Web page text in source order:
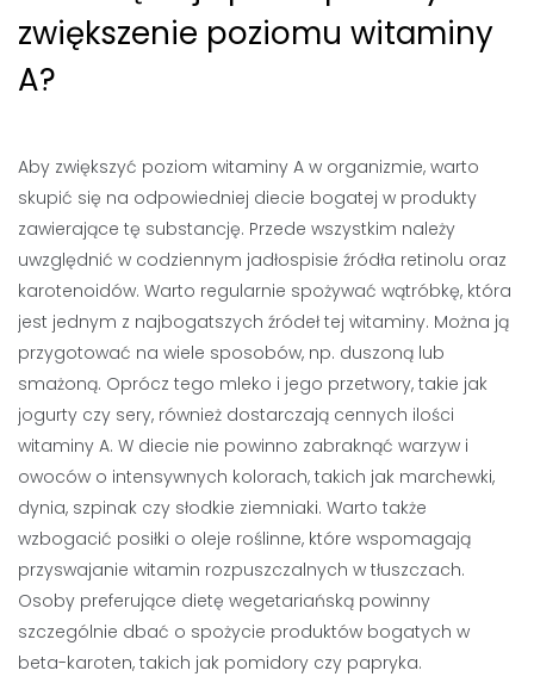
zwiększenie poziomu witaminy
A?
Aby zwiększyć poziom witaminy A w organizmie, warto
skupić się na odpowiedniej diecie bogatej w produkty
zawierające tę substancję. Przede wszystkim należy
uwzględnić w codziennym jadłospisie źródła retinolu oraz
karotenoidów. Warto regularnie spożywać wątróbkę, która
jest jednym z najbogatszych źródeł tej witaminy. Można ją
przygotować na wiele sposobów, np. duszoną lub
smażoną. Oprócz tego mleko i jego przetwory, takie jak
jogurty czy sery, również dostarczają cennych ilości
witaminy A. W diecie nie powinno zabraknąć warzyw i
owoców o intensywnych kolorach, takich jak marchewki,
dynia, szpinak czy słodkie ziemniaki. Warto także
wzbogacić posiłki o oleje roślinne, które wspomagają
przyswajanie witamin rozpuszczalnych w tłuszczach.
Osoby preferujące dietę wegetariańską powinny
szczególnie dbać o spożycie produktów bogatych w
beta-karoten, takich jak pomidory czy papryka.